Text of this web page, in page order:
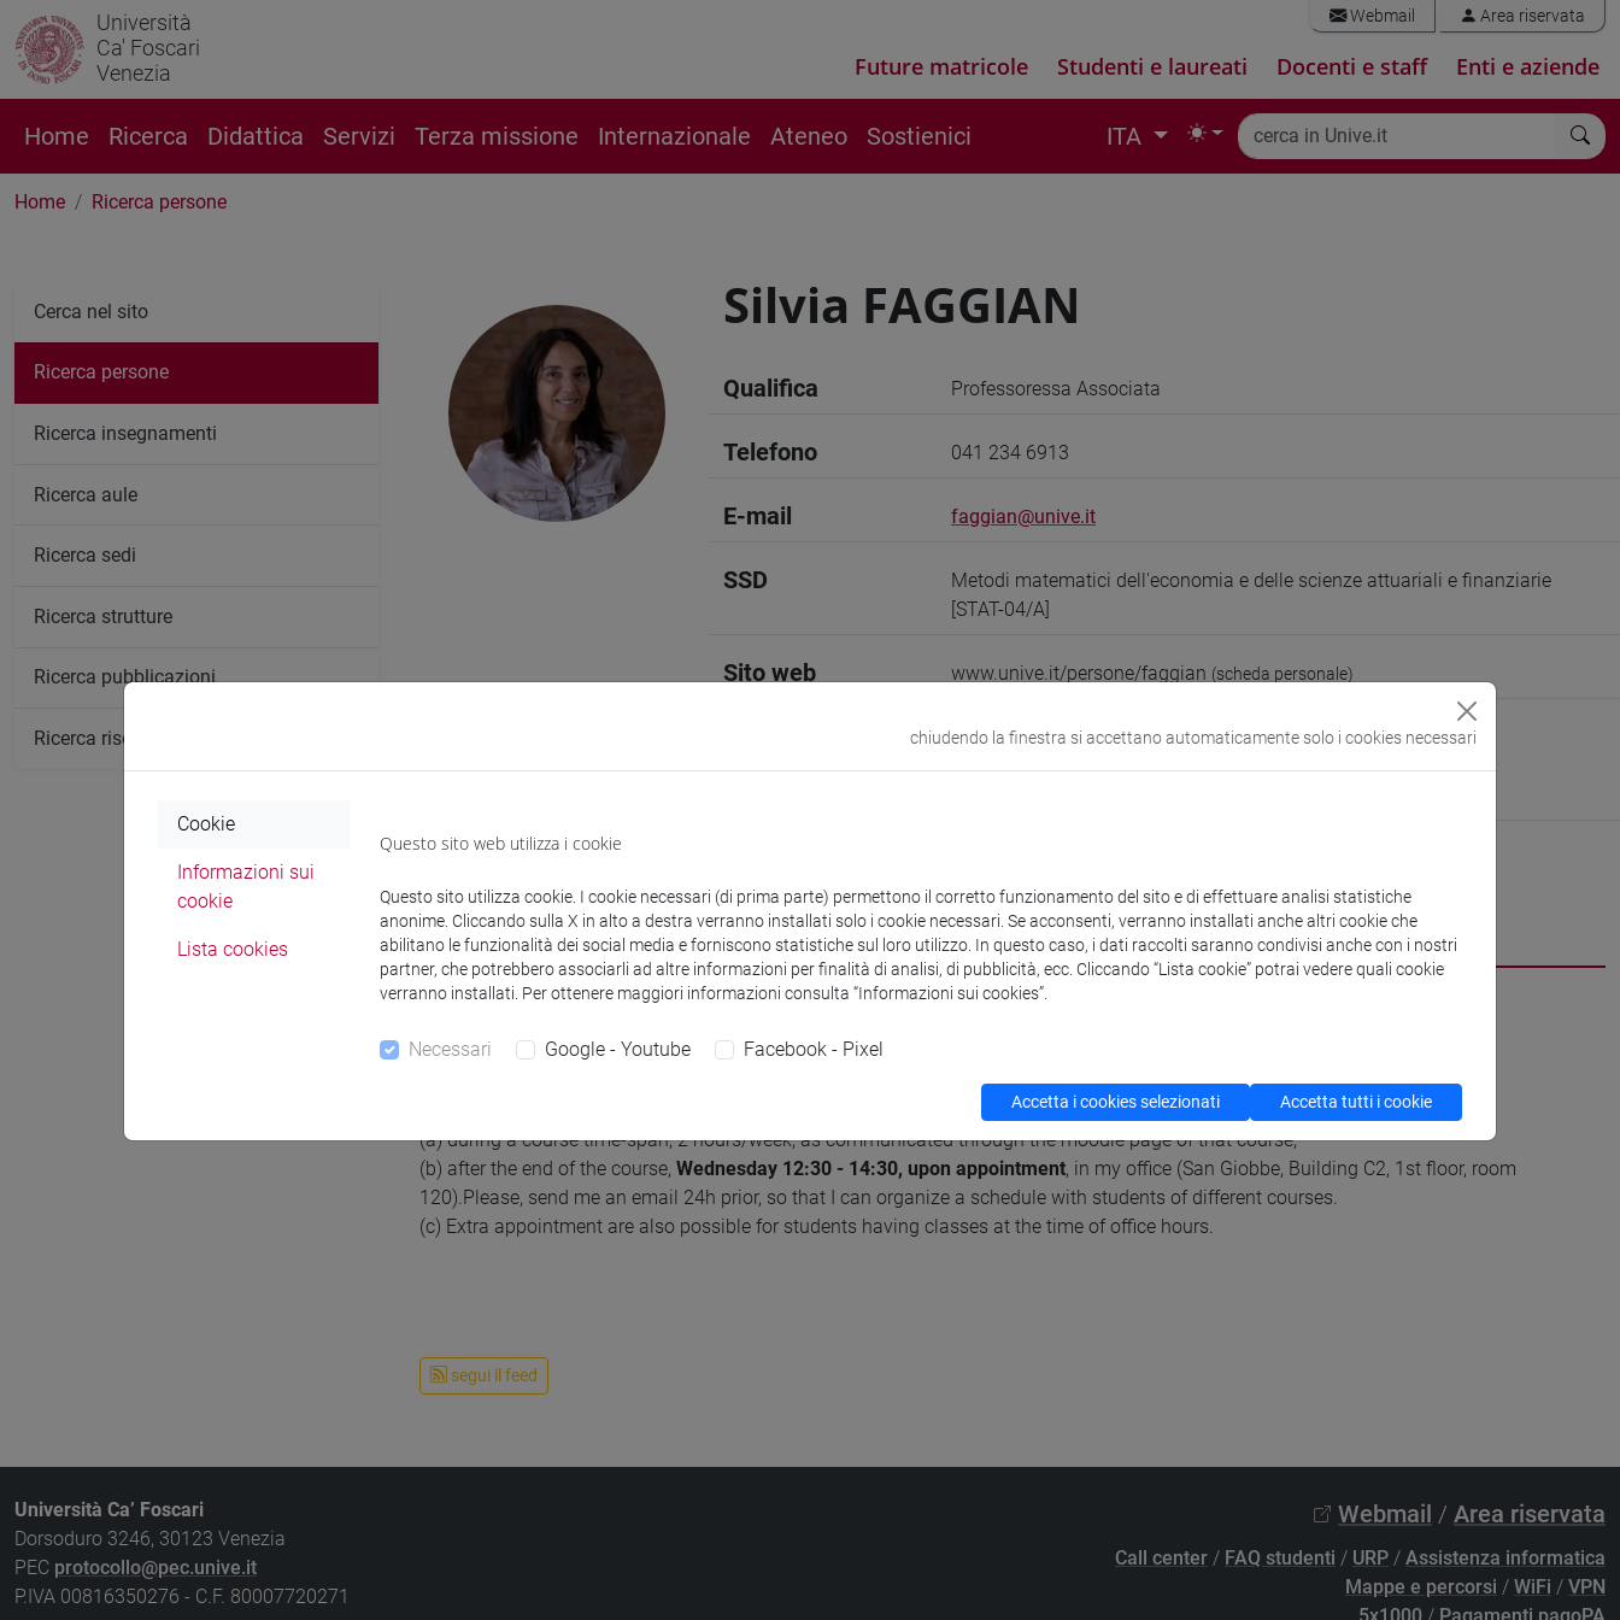
Università
Ca' Foscari
Venezia
Webmail Area riservata
Future matricole Studenti e laureati Docenti e staff Enti e aziende
Home Ricerca Didattica Servizi Terza missione Internazionale Ateneo Sostienici ITA
Home Ricerca persone
Silvia FAGGIAN
Qualifica Professoressa Associata
Telefono 041 234 6913
E-mail faggian@unive.it
SSD
Metodi matematici dell'economia e delle scienze attuariali e finanziarie
[STAT-04/A]
Sito web www.unive.it/persone/faggian (scheda personale)
Dipartimento di Economia
Sito web struttura:https://www.unive.it/dip.economia
Comunicazioni Didattica Ricerca Pubblicazioni CV cfNEWS
Ricevimento
(a) during a course time-span, 2 hours/week, as communicated through the moodle page of that course;
(b) after the end of the course, Wednesday 12:30 - 14:30, upon appointment, in my office (San Giobbe, Building C2, 1st floor, room
120).Please, send me an email 24h prior, so that I can organize a schedule with students of different courses.
(c) Extra appointment are also possible for students having classes at the time of office hours.
segui il feed
Cerca nel sito
Ricerca persone
Ricerca insegnamenti
Ricerca aule
Ricerca sedi
Ricerca strutture
Ricerca pubblicazioni
Ricerca risorse bibliografiche
Università Ca’ Foscari
Dorsoduro 3246, 30123 Venezia
PEC protocollo@pec.unive.it
P.IVA 00816350276 - C.F. 80007720271
Webmail / Area riservata
Call center / FAQ studenti / URP / Assistenza informatica
Mappe e percorsi / WiFi / VPN
5x1000 / Pagamenti pagoPA
chiudendo la finestra si accettano automaticamente solo i cookies necessari
Cookie
Informazioni sui
cookie
Lista cookies
Questo sito web utilizza i cookie
Questo sito utilizza cookie. I cookie necessari (di prima parte) permettono il corretto funzionamento del sito e di effettuare analisi statistiche
anonime. Cliccando sulla X in alto a destra verranno installati solo i cookie necessari. Se acconsenti, verranno installati anche altri cookie che
abilitano le funzionalità dei social media e forniscono statistiche sul loro utilizzo. In questo caso, i dati raccolti saranno condivisi anche con i nostri
partner, che potrebbero associarli ad altre informazioni per finalità di analisi, di pubblicità, ecc. Cliccando “Lista cookie” potrai vedere quali cookie
verranno installati. Per ottenere maggiori informazioni consulta “Informazioni sui cookies”.
Necessari Google - Youtube Facebook - Pixel
Accetta i cookies selezionati Accetta tutti i cookie